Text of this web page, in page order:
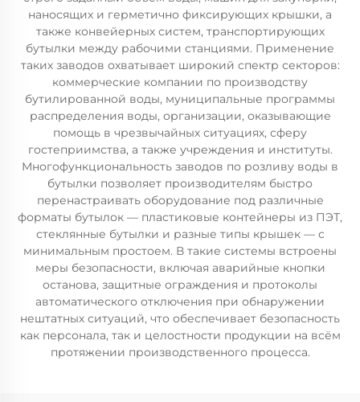
наносящих и герметично фиксирующих крышки, а
также конвейерных систем, транспортирующих
бутылки между рабочими станциями. Применение
таких заводов охватывает широкий спектр секторов:
коммерческие компании по производству
бутилированной воды, муниципальные программы
распределения воды, организации, оказывающие
помощь в чрезвычайных ситуациях, сферу
гостеприимства, а также учреждения и институты.
Многофункциональность заводов по розливу воды в
бутылки позволяет производителям быстро
перенастраивать оборудование под различные
форматы бутылок — пластиковые контейнеры из ПЭТ,
стеклянные бутылки и разные типы крышек — с
минимальным простоем. В такие системы встроены
меры безопасности, включая аварийные кнопки
останова, защитные ограждения и протоколы
автоматического отключения при обнаружении
нештатных ситуаций, что обеспечивает безопасность
как персонала, так и целостности продукции на всём
протяжении производственного процесса.